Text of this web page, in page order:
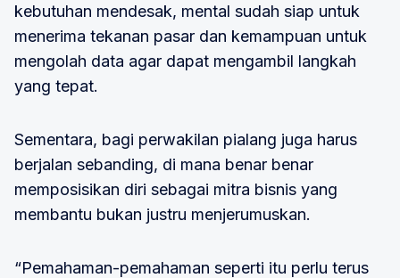
kebutuhan mendesak, mental sudah siap untuk
menerima tekanan pasar dan kemampuan untuk
mengolah data agar dapat mengambil langkah
yang tepat.
Sementara, bagi perwakilan pialang juga harus
berjalan sebanding, di mana benar benar
memposisikan diri sebagai mitra bisnis yang
membantu bukan justru menjerumuskan.
“Pemahaman-pemahaman seperti itu perlu terus